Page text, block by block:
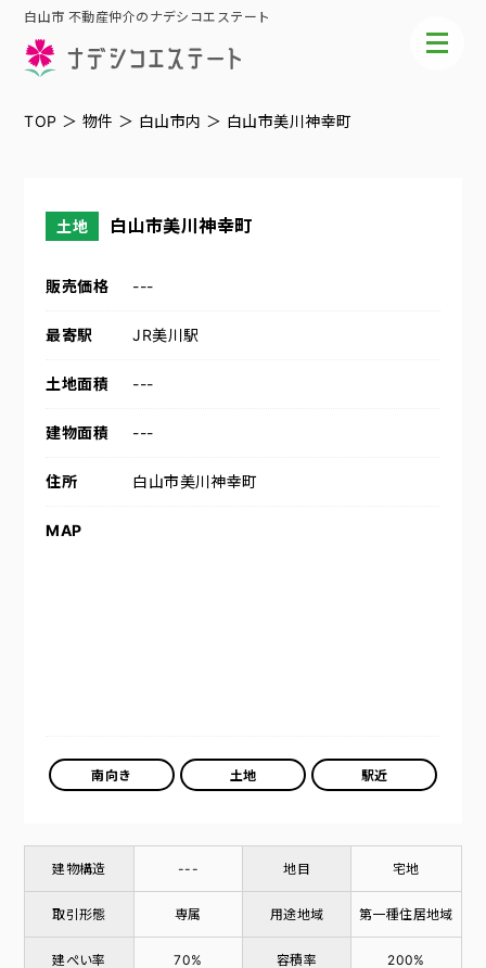
白山市 不動産仲介のナデシコエステート
TOP ＞ 物件 ＞ 白山市内 ＞ 白山市美川神幸町
土地 白山市美川神幸町
販売価格 ---
最寄駅 JR美川駅
土地面積 ---
建物面積 ---
住所 白山市美川神幸町
MAP
南向き 土地 駅近
建物構造 --- 地目 宅地
取引形態 専属 用途地域 第一種住居地域
建ぺい率 70% 容積率 200%